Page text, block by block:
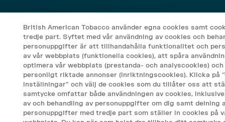
British American Tobacco använder egna cookies samt
tredje part. Syftet med vår användning av cookies och
personuppgifter är att tillhandahålla funktionalitet och
av vår webbplats (funktionella cookies), att spåra
optimera vår webbplats (prestanda- och analyscookies)
personligt riktade annonser (inriktningscookies). Klicka på
inställningar” och välj de cookies som du tillåter oss att
samtycke omfattar både användningen av cookies,
av och behandling av personuppgifter om dig samt delning
personuppgifter med tredje part som ställer in cookies på